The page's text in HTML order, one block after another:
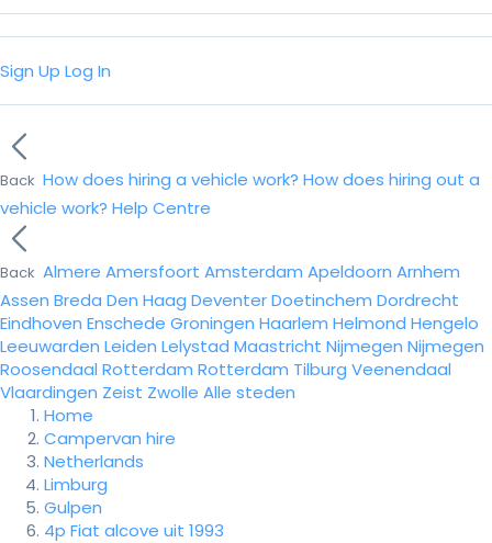
Sign Up Log In
Back How does hiring a vehicle work? How does hiring out a
vehicle work? Help Centre
Back Almere Amersfoort Amsterdam Apeldoorn Arnhem
Assen Breda Den Haag DeventerDoetinchem Dordrecht
Eindhoven Enschede Groningen Haarlem Helmond Hengelo
Leeuwarden Leiden Lelystad Maastricht Nijmegen Nijmegen
Roosendaal Rotterdam Rotterdam Tilburg Veenendaal
Vlaardingen Zeist Zwolle Alle steden
Home
Campervan hire
Netherlands
Limburg
Gulpen
4p Fiat alcove uit 1993